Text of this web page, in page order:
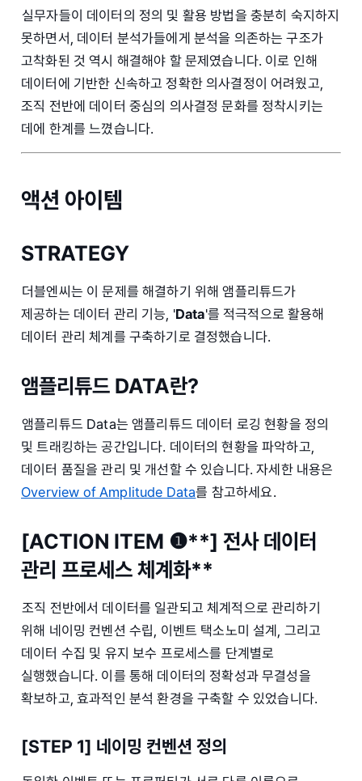
실무자들이 데이터의 정의 및 활용 방법을 충분히 숙지하지
못하면서, 데이터 분석가들에게 분석을 의존하는 구조가
고착화된 것 역시 해결해야 할 문제였습니다. 이로 인해
데이터에 기반한 신속하고 정확한 의사결정이 어려웠고,
조직 전반에 데이터 중심의 의사결정 문화를 정착시키는
데에 한계를 느꼈습니다.
액션 아이템
STRATEGY
더블엔씨는 이 문제를 해결하기 위해 앰플리튜드가
제공하는 데이터 관리 기능, 'Data'를 적극적으로 활용해
데이터 관리 체계를 구축하기로 결정했습니다.
앰플리튜드 DATA란?
앰플리튜드 Data는 앰플리튜드 데이터 로깅 현황을 정의
및 트래킹하는 공간입니다. 데이터의 현황을 파악하고,
데이터 품질을 관리 및 개선할 수 있습니다. 자세한 내용은
Overview of Amplitude Data를 참고하세요.
[ACTION ITEM ❶**] 전사 데이터
관리 프로세스 체계화**
조직 전반에서 데이터를 일관되고 체계적으로 관리하기
위해 네이밍 컨벤션 수립, 이벤트 택소노미 설계, 그리고
데이터 수집 및 유지 보수 프로세스를 단계별로
실행했습니다. 이를 통해 데이터의 정확성과 무결성을
확보하고, 효과적인 분석 환경을 구축할 수 있었습니다.
[STEP 1] 네이밍 컨벤션 정의